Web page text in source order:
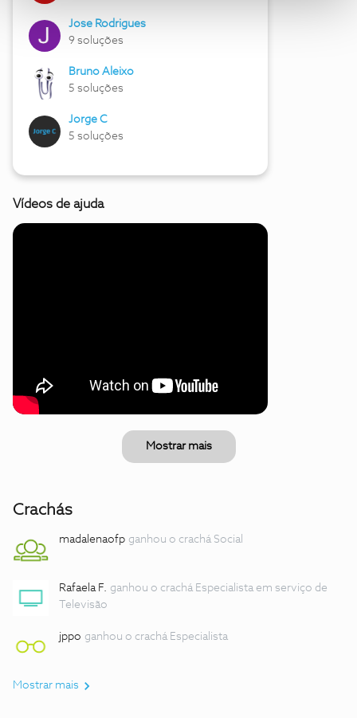
Jose Rodrigues
9 soluções
Bruno Aleixo
5 soluções
Jorge C
5 soluções
Vídeos de ajuda
Mostrar mais
Crachás
madalenaofp ganhou o crachá Social
Rafaela F. ganhou o crachá Especialista em serviço de
Televisão
jppo ganhou o crachá Especialista
Mostrar mais